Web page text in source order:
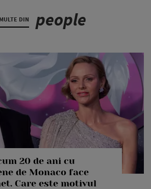
DIN people
20 de ani cu
de Monaco face
Care este motivul